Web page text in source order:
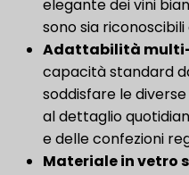
elegante dei vini
sono sia riconoscibili
Adattabilità
capacità standard
soddisfare le
al dettaglio
e delle confezioni
Materiale in vetro